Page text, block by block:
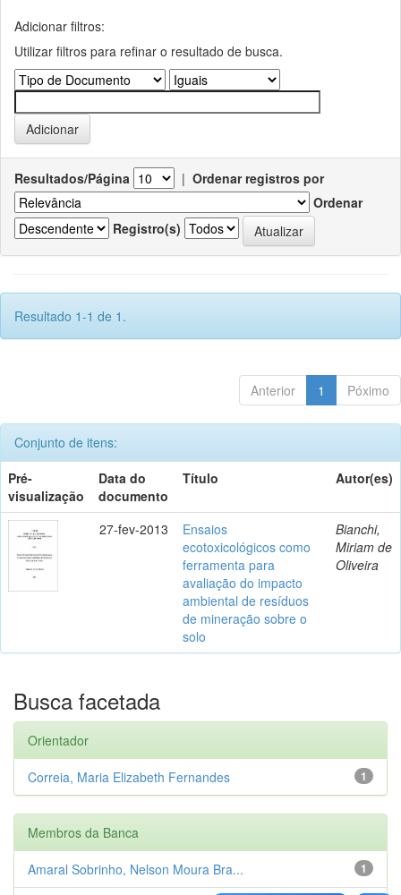
Adicionar filtros:
Utilizar filtros para refinar o resultado de busca.
Resultados/Página | Ordenar registros por
Ordenar
Registro(s)
Resultado 1-1 de 1.
Anterior 1 Póximo
Conjunto de itens:
Pré-
visualização
Data do
documento
Título Autor(es)
27-fev-2013
Ensaios
ecotoxicológicos como
ferramenta para
avaliação do impacto
ambiental de resíduos
de mineração sobre o
solo
Bianchi,
Miriam de
Oliveira
Busca facetada
Orientador
1
Correia, Maria Elizabeth Fernandes
Membros da Banca
1
Amaral Sobrinho, Nelson Moura Bra...